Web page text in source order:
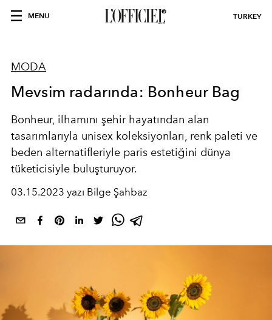
MENU TURKEY
MODA
Mevsim radarında: Bonheur Bag
Bonheur, ilhamını şehir hayatından alan
tasarımlarıyla unisex koleksiyonları, renk paleti ve
beden alternatifleriyle paris estetiğini dünya
tüketicisiyle buluşturuyor.
03.15.2023 yazı Bilge Şahbaz